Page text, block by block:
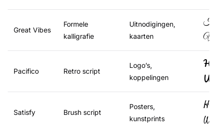
Great Vibes
Formele
kalligrafie
Uitnodigingen,
kaarten
Pacifico Retro script
Logo’s,
koppelingen
Satisfy Brush script
Posters,
kunstprints